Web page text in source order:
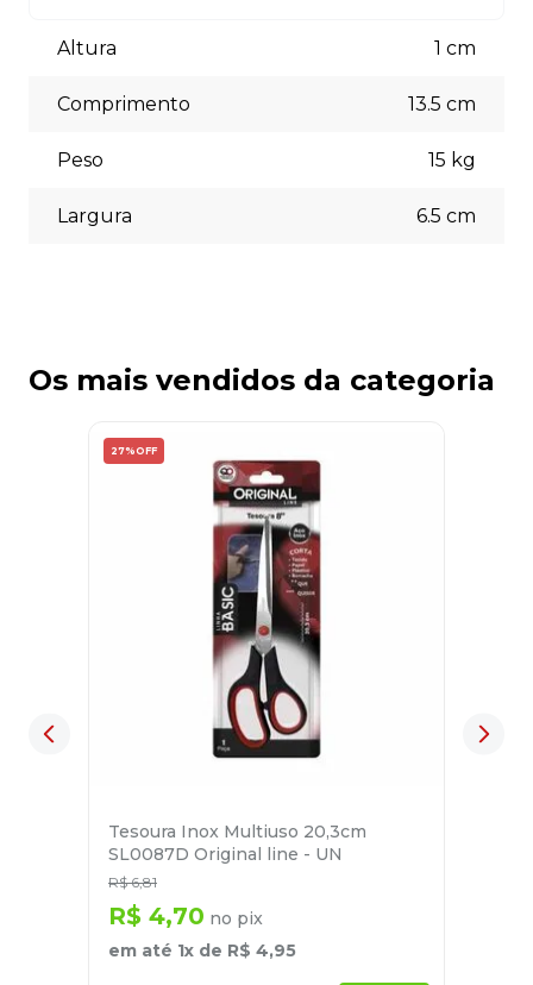
(5% off) cartões de crédito, boleto bancário. Você pode
escolher a opção que melhor se adapte às suas
Altura 1 cm
Comprimento 13.5 cm
Peso 15 kg
Largura 6.5 cm
Os mais vendidos da categoria
27% OFF
Tesoura Inox Multiuso 20,3cm
SL0087D Original line - UN
R$ 6,81
R$ 4,70 no pix
em até 1x de R$ 4,95